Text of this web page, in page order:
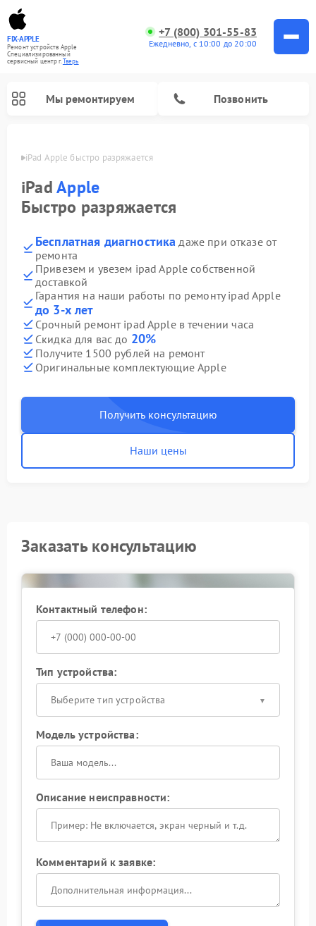
FIX-APPLE
Ремонт устройств Apple
Специализированный
cервисный центр г.Тверь
+7 (800) 301-55-83
Ежедневно, с 10:00 до 20:00
Мы ремонтируем Позвонить
iPad Apple быстро разряжается
iPadApple
Быстро разряжается
Бесплатная диагностика даже при отказе от
ремонта
Привезем и увезем ipad Apple собственной
доставкой
Гарантия на наши работы по ремонту ipad Apple
до 3-х лет
Срочный ремонт ipad Apple в течении часа
Скидка для вас до 20%
Получите 1500 рублей на ремонт
Оригинальные комплектующие Apple
Получить консультацию
Наши цены
Заказать консультацию
Контактный телефон:
Тип устройства:
Выберите тип устройства
Модель устройства:
Описание неисправности:
Комментарий к заявке: